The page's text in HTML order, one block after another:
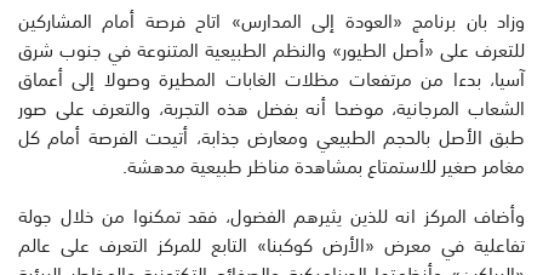
وزاد بان برنامج «العودة إلى المدارس» اتاح فرصة أمام المشاركين
للتعرف على «أصل الطيور» والنظم الطبيعية المتنوعة في جنوب شرق
آسيا، بدءا من مرتفعات مظلات الغابات المطيرة وصولا إلى أعماق
الشعاب المرجانية، موضحا أنه بفضل هذه التجربة، والتعرف على صور
طبق الأصل بالحجم الطبيعي ومعارض جذابة، أتيحت الفرصة أمام كل
مغامر صغير للاستمتاع بمشاهدة مناظر طبيعية مدهشة.
وأضاف المركز انه للذين يثيرهم الفضول، فقد تمكنوا من خلال جولة
تفاعلية في معرض «الأرض كوكبنا» التابع للمركز التعرف على عالم